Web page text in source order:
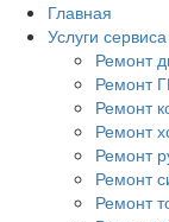
Главная
Услуги сервиса
Ремонт
Ремонт
Ремонт
Ремонт
Ремонт
Ремонт
Ремонт